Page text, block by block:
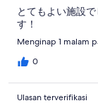
とてもよい施設
す！
Menginap 1 malam
0
Ulasan terverifikasi